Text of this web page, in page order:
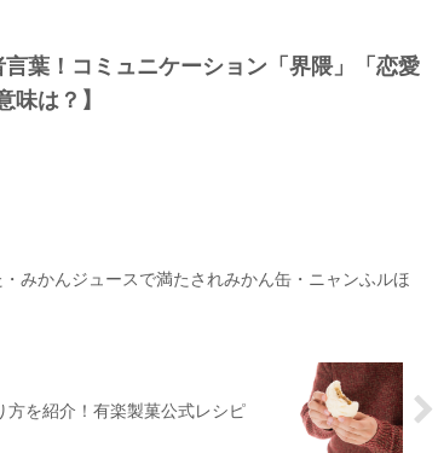
葉！コミュニケーション「界隈」「恋愛
味は？】
みかんジュースで満たされみかん缶・ニャンふルほ
を紹介！有楽製菓公式レシピ